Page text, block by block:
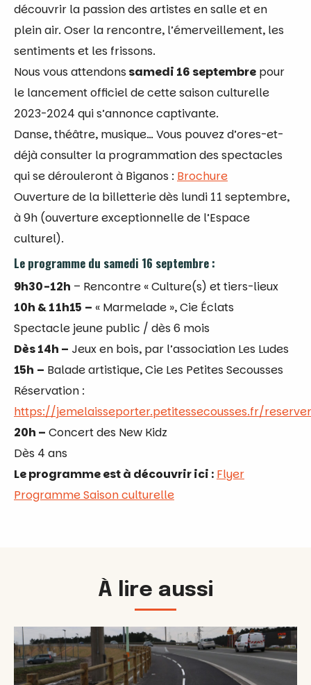
découvrir la passion des artistes en salle et en
plein air. Oser la rencontre, l’émerveillement, les
sentiments et les frissons.
Nous vous attendonssamedi 16 septembre pour
le lancement officiel de cette saison culturelle
2023-2024 qui s’annonce captivante.
Danse, théâtre, musique… Vous pouvez d’ores-et-
déjà consulter la programmation des spectacles
qui se dérouleront à Biganos : Brochure
Ouverture de la billetterie dès lundi 11 septembre,
à 9h (ouverture exceptionnelle de l’Espace
culturel).
Le programme du samedi 16 septembre :
9h30-12h – Rencontre « Culture(s) et tiers-lieux
10h & 11h15 – « Marmelade », Cie Éclats
Spectacle jeune public / dès 6 mois
Dès 14h – Jeux en bois, par l’association Les Ludes
15h – Balade artistique, Cie Les Petites Secousses
Réservation :
https://jemelaisseporter.petitessecousses.fr/reserver
20h – Concert des New Kidz
Dès 4 ans
Le programme est à découvrir ici : Flyer
Programme Saison culturelle
À lire aussi